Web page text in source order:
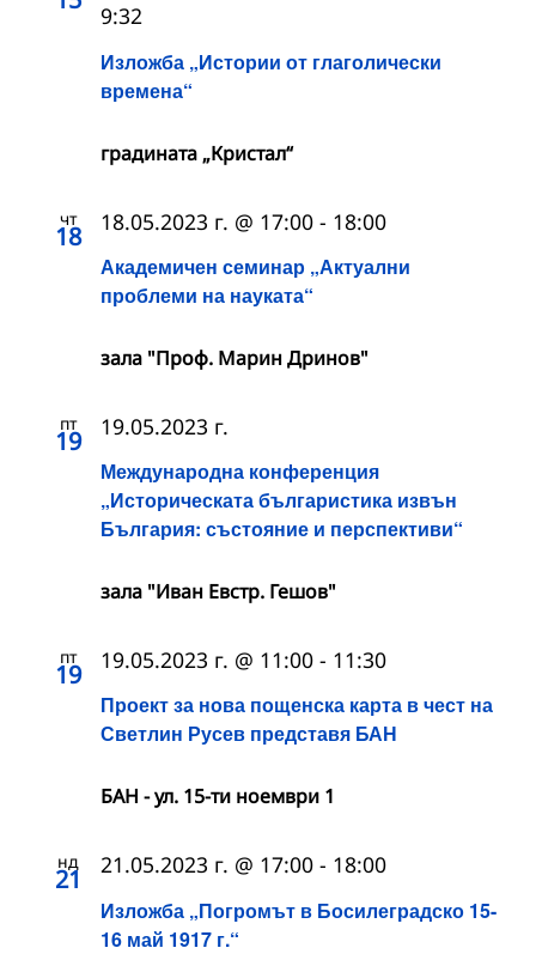
Изложба „Истории от глаголически
времена“
9:32
градината „Кристал“
чт
18
Академичен семинар „Актуални
проблеми на науката“
18.05.2023 г. @ 17:00 - 18:00
зала "Проф. Марин Дринов"
пт
19
Международна конференция
„Историческата българистика извън
България: състояние и перспективи“
19.05.2023 г.
зала "Иван Евстр. Гешов"
пт
19
Проект за нова пощенска карта в чест на
Светлин Русев представя БАН
19.05.2023 г. @ 11:00 - 11:30
БАН - ул. 15-ти ноември 1
нд
21
Изложба „Погромът в Босилеградско 15-
16 май 1917 г.“
21.05.2023 г. @ 17:00 - 18:00